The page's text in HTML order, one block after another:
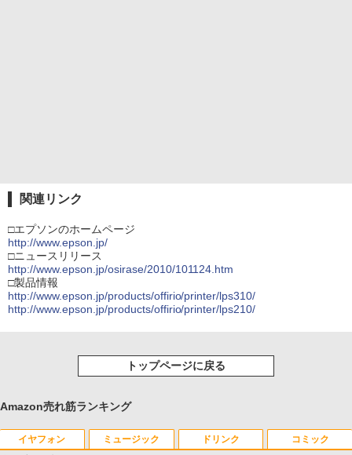
関連リンク
□エプソンのホームページ
http://www.epson.jp/
□ニュースリリース
http://www.epson.jp/osirase/2010/101124.htm
□製品情報
http://www.epson.jp/products/offirio/printer/lps310/
http://www.epson.jp/products/offirio/printer/lps210/
トップページに戻る
Amazon売れ筋ランキング
イヤフォン ミュージック ドリンク コミック